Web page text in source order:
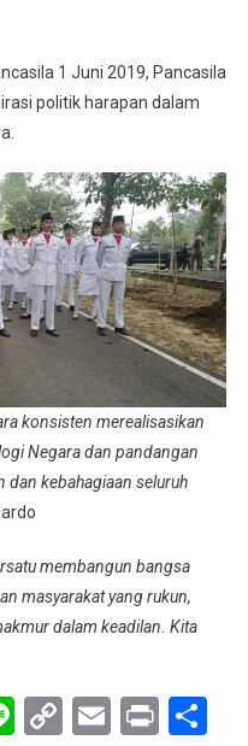
1 Juni 2019, Pancasila
politik harapan dalam
konsisten merealisasikan
Negara dan pandangan
dan kebahagiaan seluruh
membangun bangsa
masyarakat yang rukun,
dalam keadilan. Kita
LineCopyEmail
Print